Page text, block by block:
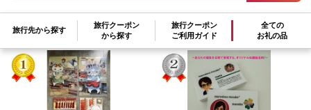
旅行先から探す
旅行クーポン
から探す
旅行クーポン
ご利用ガイド
全ての
お礼の品
参考寄附額順|新着順 |人気ランキング順